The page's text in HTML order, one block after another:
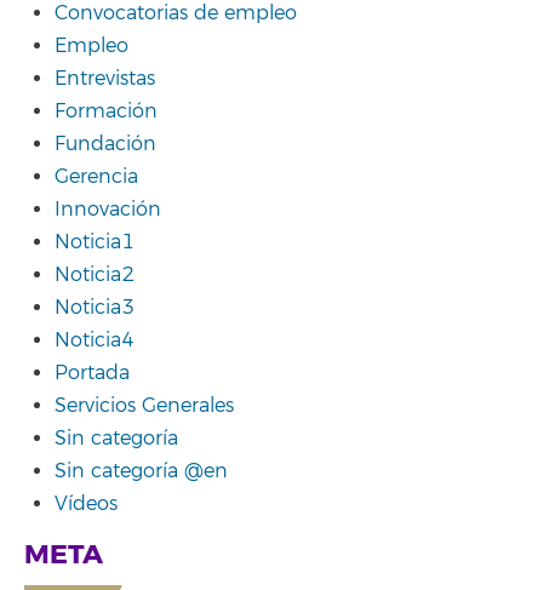
Convocatorias de empleo
Empleo
Entrevistas
Formación
Fundación
Gerencia
Innovación
Noticia1
Noticia2
Noticia3
Noticia4
Portada
Servicios Generales
Sin categoría
Sin categoría @en
Vídeos
META